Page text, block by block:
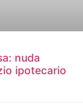
nuda
ipotecario